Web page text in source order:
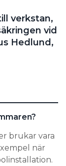
verkstan,
vid
Hedlund,
brukar vara
när